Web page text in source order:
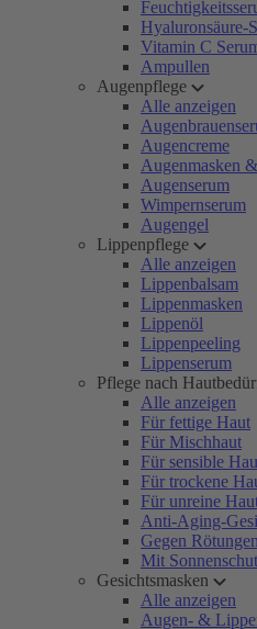
Hyaluronsäure-
Vitamin C
Ampullen
Augenpflege
Alle anzeigen
Augencreme
Augenmasken
Augenserum
Wimpernserum
Augengel
Lippenpflege
Alle anzeigen
Lippenbalsam
Lippenmasken
Lippenöl
Lippenpeeling
Lippenserum
Pflege nach
Alle anzeigen
Für fettige Haut
Für Mischhaut
Für sensible
Für trockene
Für unreine
Anti-Aging-
Gegen Rötungen
Mit
Gesichtsmasken
Alle anzeigen
Augen- &